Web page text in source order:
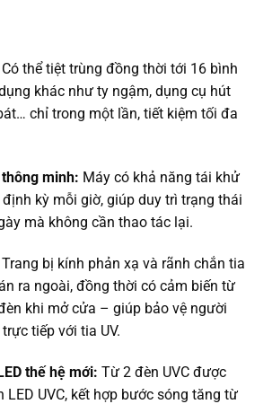
Có thể tiệt trùng đồng thời tới 16 bình
khác như ty ngậm, dụng cụ hút
chỉ trong một lần, tiết kiệm tối đa
minh: Máy có khả năng tái khử
kỳ mỗi giờ, giúp duy trì trạng thái
mà không cần thao tác lại.
Trang bị kính phản xạ và rãnh chắn tia
ra ngoài, đồng thời có cảm biến từ
khi mở cửa – giúp bảo vệ người
tiếp với tia UV.
thế hệ mới: Từ 2 đèn UVC được
LED UVC, kết hợp bước sóng tăng từ